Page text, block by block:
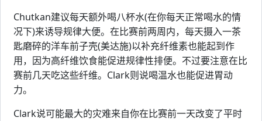
Chutkan建议每天额外喝八杯水(在你每天正常喝水的情
况下)来诱导规律大便。在比赛前两周内，每天摄入一茶
匙磨碎的洋车前子壳(美达施)以补充纤维素也能起到作
用，因为高纤维饮食能促进规律性排便。不过要注意在比
赛前几天吃这些纤维。Clark则说喝温水也能促进胃动
力。
Clark说可能最大的灾难来自你在比赛前一天改变了平时